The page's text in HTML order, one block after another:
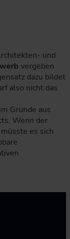
und
vergeben
dazu bildet
also nicht das
Grunde aus
Wenn der
es sich